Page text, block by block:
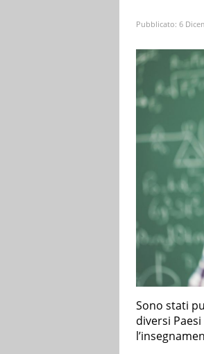
Pubblicato: 6
Sono stati
diversi